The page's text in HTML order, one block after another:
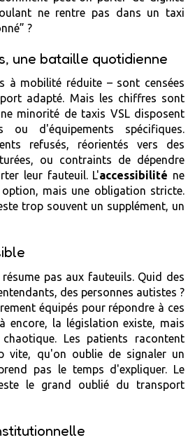
ne rentre pas dans un taxi
?
une bataille quotidienne
à mobilité réduite – sont censées
adapté. Mais les chiffres sont
minorité de taxis VSL disposent
ou d'équipements spécifiques.
refusés, réorientés vers des
ou contraints de dépendre
leur fauteuil. L'accessibilité ne
mais une obligation stricte.
trop souvent un supplément, un
résume pas aux fauteuils. Quid des
des personnes autistes ?
équipés pour répondre à ces
encore, la législation existe, mais
Les patients racontent
vite, qu'on oublie de signaler un
pas le temps d'expliquer. Le
le grand oublié du transport